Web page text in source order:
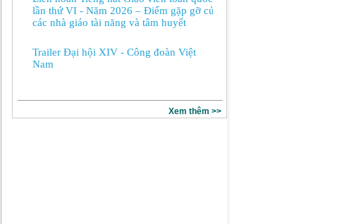
lần thứ VI - Năm 2026 – Điểm gặp gỡ của
các nhà giáo tài năng và tâm huyết
Trailer Đại hội XIV - Công đoàn Việt
Nam
Xem thêm >>